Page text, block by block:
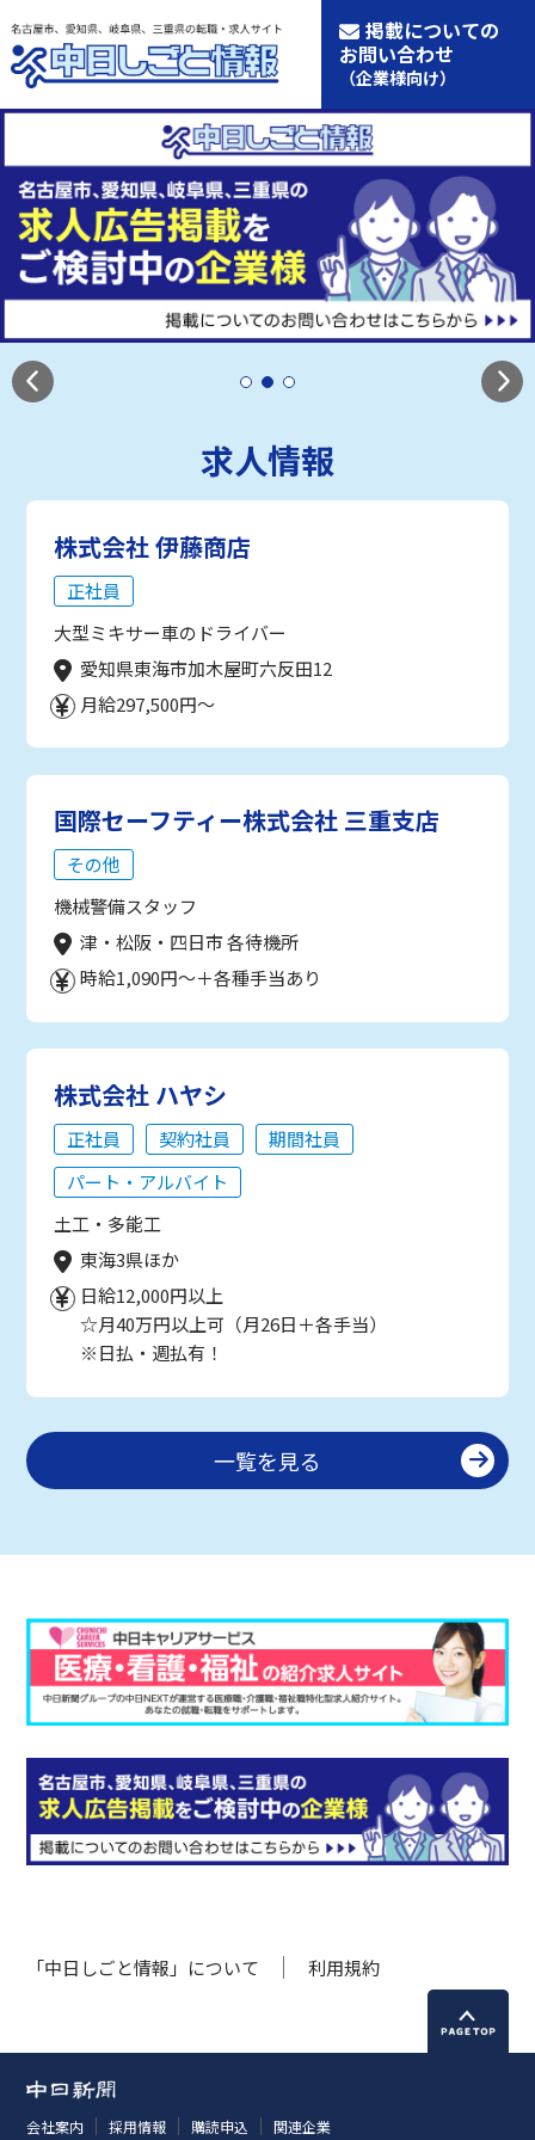
掲載についての
お問い合わせ
（企業様向け）
求人情報
株式会社 伊藤商店
正社員
大型ミキサー車のドライバー
愛知県東海市加木屋町六反田12
月給297,500円～
国際セーフティー株式会社 三重支店
その他
機械警備スタッフ
津・松阪・四日市 各待機所
時給1,090円～＋各種手当あり
株式会社 ハヤシ
正社員 契約社員
期間社員
パート・アルバイト
土工・多能工
東海3県ほか
日給12,000円以上
☆月40万円以上可（月26日＋各手当）
※日払・週払有！
一覧を見る
「中日しごと情報」について 利用規約
会社案内 採用情報 購読申込 関連企業